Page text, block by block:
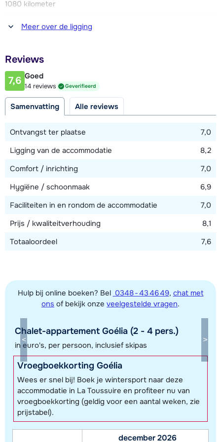
1080 kilometer
Afstand tot winkel(s)
1000 meter
150 meter
Afstand tot piste
10 - 25 meter
Toon alle accommodaties in dit gebied
Deze kaart geeft een indicatie van de ligging van onze accommodaties. De
exacte locatie kan enigszins afwijken.
Meer over de ligging
Reviews
7,6 Goed
14 reviews Geverifieerd
Samenvatting Alle reviews
Ontvangst ter plaatse
7,0
Ligging van de accommodatie
8,2
Comfort / inrichting
7,0
Hygiëne / schoonmaak
6,9
Faciliteiten in en rondom de accommodatie
7,0
Prijs / kwaliteitverhouding
8,1
Totaaloordeel
7,6
Hulp bij online boeken? Bel 0348 - 43 46 49, chat met
ons of bekijk onze veelgestelde vragen.
Chalet-appartement Goélia (2 - 4 pers.)
in euro's, per persoon, inclusief skipas
Vroegboekkorting Goélia
Wees er snel bij! Boek je wintersport naar deze
accommodatie in La Toussuire en profiteer nu van
vroegboekkorting (geldig voor een aantal weken, zie
prijstabel).
december 2026